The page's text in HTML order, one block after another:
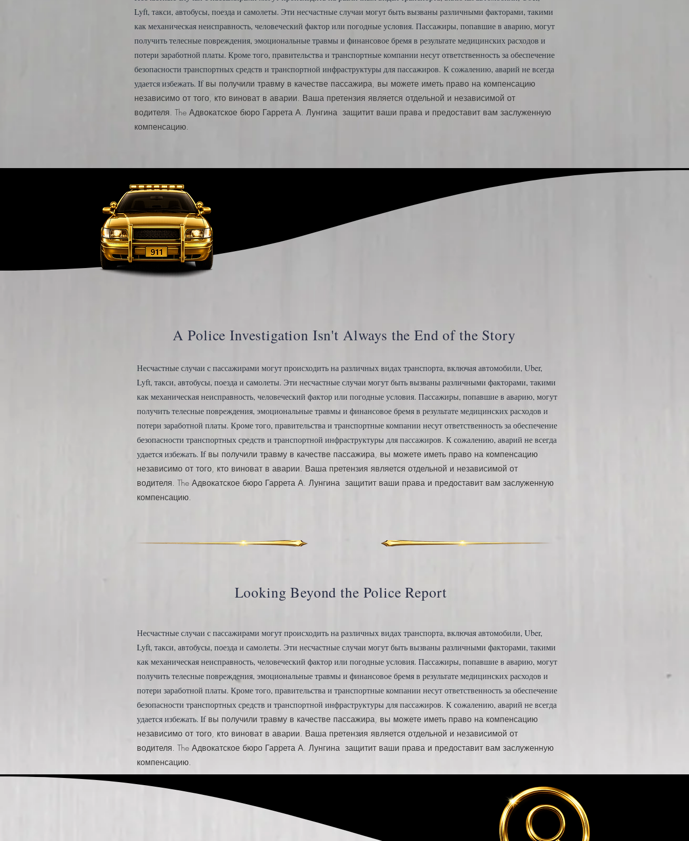
Lyft, такси, автобусы, поезда и самолеты. Эти несчастные случаи могут быть вызваны различными факторами, такими
как механическая неисправность, человеческий фактор или погодные условия. Пассажиры, попавшие в аварию, могут
получить телесные повреждения, эмоциональные травмы и финансовое бремя в результате медицинских расходов и
потери заработной платы. Кроме того, правительства и транспортные компании несут ответственность за обеспечение
безопасности транспортных средств и транспортной инфраструктуры для пассажиров. К сожалению, аварий не всегда
удается избежать. If вы получили травму в качестве пассажира, вы можете иметь право на компенсацию
независимо от того, кто виноват в аварии. Ваша претензия является отдельной и независимой от
водителя. The Адвокатское бюро Гаррета А. Лунгина защитит ваши права и предоставит вам заслуженную
компенсацию.
A Police Investigation Isn't Always the End of the Story
Несчастные случаи с пассажирами могут происходить на различных видах транспорта, включая автомобили, Uber,
Lyft, такси, автобусы, поезда и самолеты. Эти несчастные случаи могут быть вызваны различными факторами, такими
как механическая неисправность, человеческий фактор или погодные условия. Пассажиры, попавшие в аварию, могут
получить телесные повреждения, эмоциональные травмы и финансовое бремя в результате медицинских расходов и
потери заработной платы. Кроме того, правительства и транспортные компании несут ответственность за обеспечение
безопасности транспортных средств и транспортной инфраструктуры для пассажиров. К сожалению, аварий не всегда
удается избежать. If вы получили травму в качестве пассажира, вы можете иметь право на компенсацию
независимо от того, кто виноват в аварии. Ваша претензия является отдельной и независимой от
водителя. The Адвокатское бюро Гаррета А. Лунгина защитит ваши права и предоставит вам заслуженную
компенсацию.
Looking Beyond the Police Report
Несчастные случаи с пассажирами могут происходить на различных видах транспорта, включая автомобили, Uber,
Lyft, такси, автобусы, поезда и самолеты. Эти несчастные случаи могут быть вызваны различными факторами, такими
как механическая неисправность, человеческий фактор или погодные условия. Пассажиры, попавшие в аварию, могут
получить телесные повреждения, эмоциональные травмы и финансовое бремя в результате медицинских расходов и
потери заработной платы. Кроме того, правительства и транспортные компании несут ответственность за обеспечение
безопасности транспортных средств и транспортной инфраструктуры для пассажиров. К сожалению, аварий не всегда
удается избежать. If вы получили травму в качестве пассажира, вы можете иметь право на компенсацию
независимо от того, кто виноват в аварии. Ваша претензия является отдельной и независимой от
водителя. The Адвокатское бюро Гаррета А. Лунгина защитит ваши права и предоставит вам заслуженную
компенсацию.